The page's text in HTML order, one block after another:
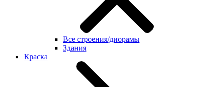
Все строения/диорамы
Здания
Краска